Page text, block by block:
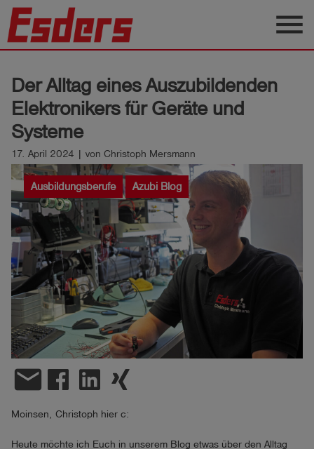
Wissen
Über
uns
Karriere
Kontakt
Deutsch
account_circle Anmelden
shield Registrierung
menu
Der Alltag eines Auszubildenden
Elektronikers für Geräte und
Systeme
17. April 2024 | von Christoph Mersmann
Ausbildungsberufe Azubi Blog
email
Moinsen, Christoph hier c:
Heute möchte ich Euch in unserem Blog etwas über den Alltag